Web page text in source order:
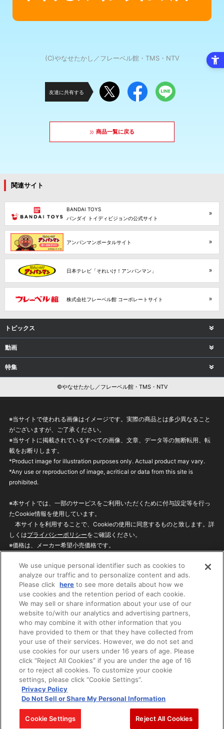
(C)やなせたかし／フレーベル館・TMS・NTV
友達に共有する
商品一覧に戻る
関連サイト
BANDAI TOYS
バンダイ トイディビジョンの公式サイト
アンパンマンポータルサイト
日本テレビ「それいけ！アンパンマン」
株式会社フレーベル館 コーポレートサイト
トピックス
動画
特集
©やなせたかし／フレーベル館・TMS・NTV
※当サイトで使われる画像はイメージです。実際の商品とは多少異なること
がございますが、ご了承ください。
※当サイトに掲載されているすべての画像、文章、データ等の無断転用、転
載をお断りします。
*Product image for illustration purposes only. Actual product may vary.
*Any use or reproduction of image, acritical or data from this site is
prohibited.
※本サイトでは、一部のサービスをご利用いただくために付与設定等を行っ
たCookie情報を使用しています。
本サイトを利用することで、Cookieの使用に同意するものと致します。詳
しくはプライバシーポリシーをご確認ください。
※価格は、メーカー希望小売価格です。
ざいますのでご了承ください。
privacypolicy
Do Not Sell or Share My
Personal Information
ウェブサイトご利用条件
ソーシャルメディアポリシー
個人情報保護方針
お問い合わせ
©BANDAI
コピーライト一覧を表示する
We use unique personal identifier such as cookies to
analyze our traffic and to personalize content and ads.
Please click here to see more details about how we
use cookies and the retention period of each cookie.
We may sell or share information about your use of our
website to/with our analytics and advertising partners,
who may combine it with other information that you
have provided to them or that they have collected from
your use of their services. However, we do not set and
use cookies for our users under 16 years of age. Please
click “Reject All Cookies” if you are under the age of 16
or to reject all cookies. To customize your cookie
settings, please click “Cookie Settings”.
Privacy Policy
Do Not Sell or Share My Personal Information
Cookie Settings Reject All Cookies